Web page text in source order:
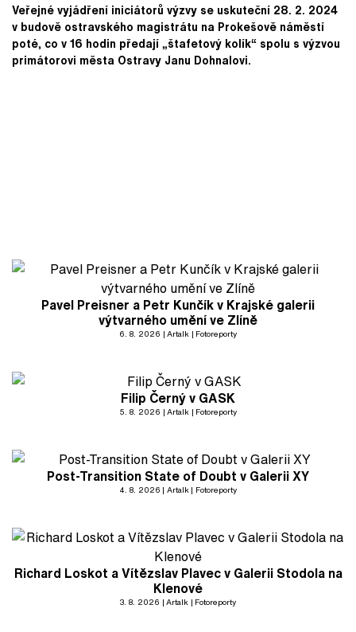
Veřejné vyjádření iniciátorů výzvy se uskuteční 28. 2. 2024
v budově ostravského magistrátu na Prokešově náměstí
poté, co v 16 hodin předají „štafetový kolík“ spolu s výzvou
primátorovi města Ostravy Janu Dohnalovi.
Pavel Preisner a Petr Kunčík v Krajské galerii
výtvarného umění ve Zlíně
6. 8. 2026 Artalk Fotoreporty
Filip Černý v GASK
5. 8. 2026 Artalk Fotoreporty
Post-Transition State of Doubt v Galerii XY
4. 8. 2026 Artalk Fotoreporty
Richard Loskot a Vítězslav Plavec v Galerii Stodola na
Klenové
3. 8. 2026 Artalk Fotoreporty